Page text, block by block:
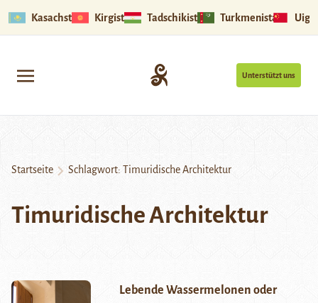
Kasachstan Kirgistan Tadschikistan Turkmenistan
Unterstützt uns
Startseite Schlagwort: Timuridische Architektur
Timuridische Architektur
Lebende Wassermelonen oder